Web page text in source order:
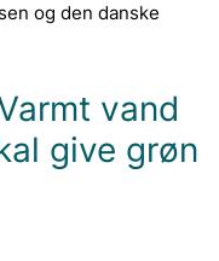
og den danske
vand
give grøn